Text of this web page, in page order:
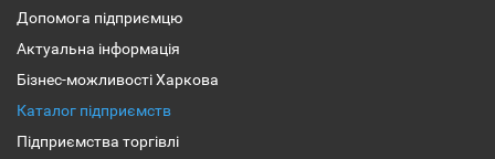
Допомога підприємцю
Актуальна інформація
Бізнес-можливості Харкова
Каталог підприємств
Підприємства торгівлі